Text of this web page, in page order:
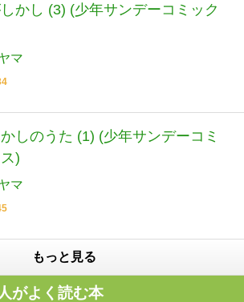
かし (3) (少年サンデーコミック
マ
しのうた (1) (少年サンデーコミ
)
マ
もっと見る
がよく読む本